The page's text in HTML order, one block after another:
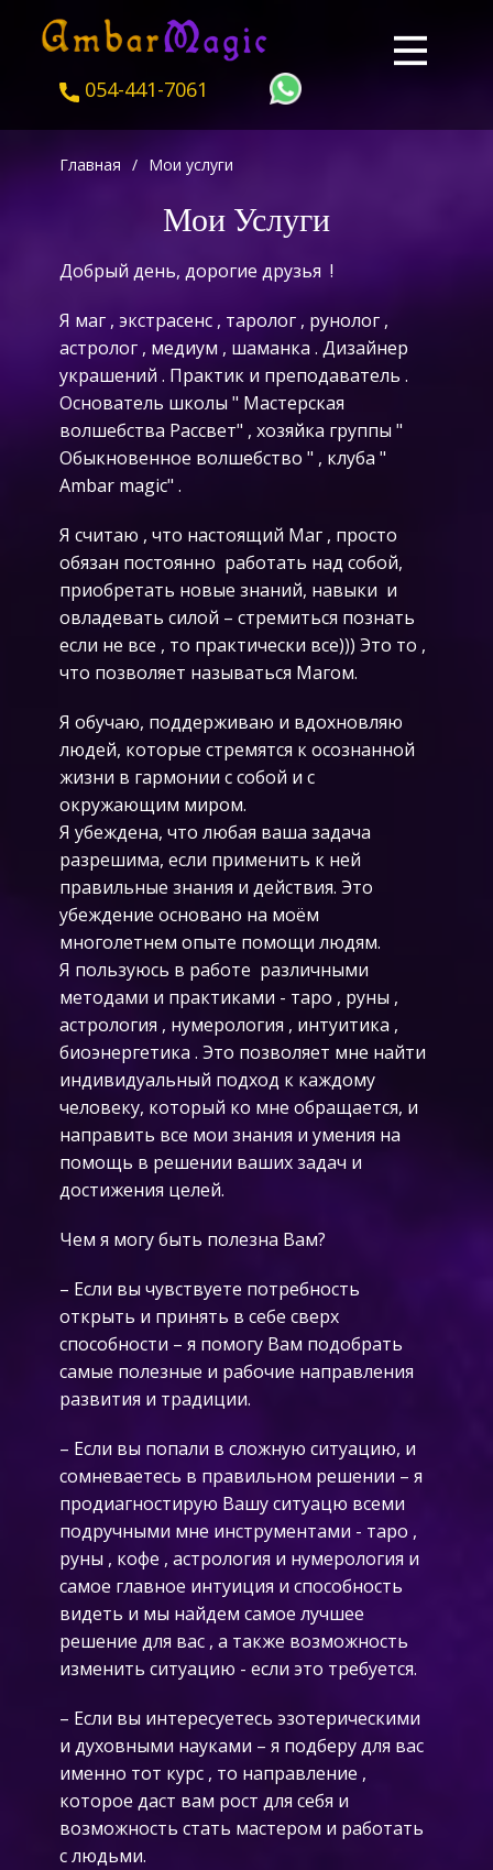
054-441-7061
Главная / Мои услуги
Мои Услуги
Добрый день, дорогие друзья !
Я маг , экстрасенс , таролог , рунолог ,
астролог , медиум , шаманка . Дизайнер
украшений . Практик и преподаватель .
Основатель школы " Мастерская
волшебства Рассвет" , хозяйка группы "
Обыкновенное волшебство " , клуба "
Ambar magic" .
Я считаю , что настоящий Маг , просто
обязан постоянно работать над собой,
приобретать новые знаний, навыки и
овладевать силой – стремиться познать
если не все , то практически все))) Это то ,
что позволяет называться Магом.
Я обучаю, поддерживаю и вдохновляю
людей, которые стремятся к осознанной
жизни в гармонии с собой и с
окружающим миром.
Я убеждена, что любая ваша задача
разрешима, если применить к ней
правильные знания и действия. Это
убеждение основано на моём
многолетнем опыте помощи людям.
Я пользуюсь в работе различными
методами и практиками - таро , руны ,
астрология , нумерология , интуитика ,
биоэнергетика . Это позволяет мне найти
индивидуальный подход к каждому
человеку, который ко мне обращается, и
направить все мои знания и умения на
помощь в решении ваших задач и
достижения целей.
Чем я могу быть полезна Вам?
– Если вы чувствуете потребность
открыть и принять в себе сверх
способности – я помогу Вам подобрать
самые полезные и рабочие направления
развития и традиции.
– Если вы попали в сложную ситуацию, и
сомневаетесь в правильном решении – я
продиагностирую Вашу ситуацю всеми
подручными мне инструментами - таро ,
руны , кофе , астрология и нумерология и
самое главное интуиция и способность
видеть и мы найдем самое лучшее
решение для вас , а также возможность
изменить ситуацию - если это требуется.
– Если вы интересуетесь эзотерическими
и духовными науками – я подберу для вас
именно тот курс , то направление ,
которое даст вам рост для себя и
возможность стать мастером и работать
с людьми.